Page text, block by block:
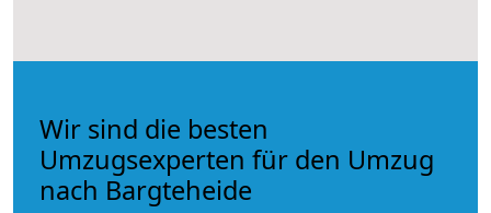
Wir sind die besten
Umzugsexperten für den Umzug
nach Bargteheide